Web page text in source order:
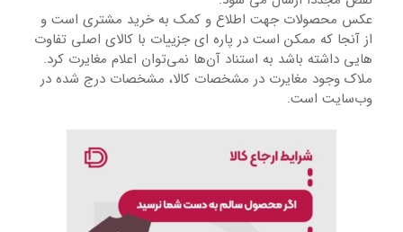
عکس محصولات جهت اطلاع و کمک به خرید مشتری است و
از آنجا که ممکن است در پاره ای جزییات با کالای اصلی تفاوت
هایی داشته باشد به استناد آن‌ها نمی‌توان اعلام مغایرت کرد.
ملاک وجود مغایرت در مشخصات کالا، مشخصات درج شده در
وب‌سایت است.